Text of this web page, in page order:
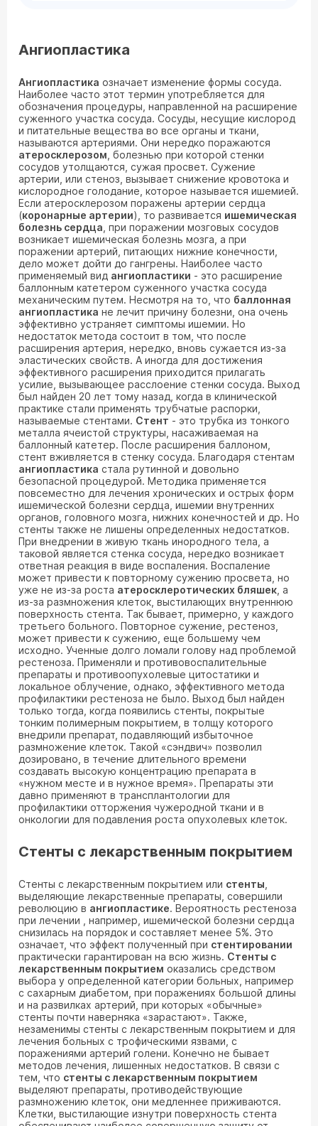
Ангиопластика
Ангиопластика означает изменение формы сосуда.
Наиболее часто этот термин употребляется для
обозначения процедуры, направленной на расширение
суженного участка сосуда. Сосуды, несущие кислород
и питательные вещества во все органы и ткани,
называются артериями. Они нередко поражаются
атеросклерозом , болезнью при которой стенки
сосудов утолщаются, сужая просвет. Сужение
артерии, или стеноз, вызывает снижение кровотока и
кислородное голодание, которое называется ишемией.
Если атеросклерозом поражены артерии сердца
(коронарные артерии), то развивается ишемическая
болезнь сердца , при поражении мозговых сосудов
возникает ишемическая болезнь мозга, а при
поражении артерий, питающих нижние конечности,
дело может дойти до гангрены. Наиболее часто
применяемый вид ангиопластики - это расширение
баллонным катетером суженного участка сосуда
механическим путем. Несмотря на то, что баллонная
ангиопластика не лечит причину болезни, она очень
эффективно устраняет симптомы ишемии. Но
недостаток метода состоит в том, что после
расширения артерия, нередко, вновь сужается из-за
эластических свойств. А иногда для достижения
эффективного расширения приходится прилагать
усилие, вызывающее расслоение стенки сосуда. Выход
был найден 20 лет тому назад, когда в клинической
практике стали применять трубчатые распорки,
называемые стентами. Стент - это трубка из тонкого
металла ячеистой структуры, насаживаемая на
баллонный катетер. После расширения баллоном,
стент вживляется в стенку сосуда. Благодаря стентам
ангиопластика стала рутинной и довольно
безопасной процедурой. Методика применяется
повсеместно для лечения хронических и острых форм
ишемической болезни сердца, ишемии внутренних
органов, головного мозга, нижних конечностей и др. Но
стенты также не лишены определенных недостатков.
При внедрении в живую ткань инородного тела, а
таковой является стенка сосуда, нередко возникает
ответная реакция в виде воспаления. Воспаление
может привести к повторному сужению просвета, но
уже не из-за роста атеросклеротических бляшек , а
из-за размножения клеток, выстилающих внутреннюю
поверхность стента. Так бывает, примерно, у каждого
третьего больного. Повторное сужение, рестеноз,
может привести к сужению, еще большему чем
исходно. Ученные долго ломали голову над проблемой
рестеноза. Применяли и противовоспалительные
препараты и противоопухолевые цитостатики и
локальное облучение, однако, эффективного метода
профилактики рестеноза не было. Выход был найден
только тогда, когда появились стенты, покрытые
тонким полимерным покрытием, в толщу которого
внедрили препарат, подавляющий избыточное
размножение клеток. Такой «сэндвич» позволил
дозировано, в течение длительного времени
создавать высокую концентрацию препарата в
«нужном месте и в нужное время». Препараты эти
давно применяют в трансплантологии для
профилактики отторжения чужеродной ткани и в
онкологии для подавления роста опухолевых клеток.
Стенты с лекарственным покрытием
Стенты с лекарственным покрытием или стенты
выделяющие лекарственные препараты, совершили
революцию в ангиопластике. Вероятность рестеноза
при лечении , например, ишемической болезни сердца
снизилась на порядок и составляет менее 5%. Это
означает, что эффект полученный при стентировании
практически гарантирован на всю жизнь. Стенты с
лекарственным покрытием оказались средством
выбора у определенной категории больных, например
с сахарным диабетом, при поражениях большой длины
и на развилках артерий, при которых «обычные»
стенты почти наверняка «зарастают». Также,
незаменимы стенты с лекарственным покрытием и для
лечения больных с трофическими язвами, с
поражениями артерий голени. Конечно не бывает
методов лечения, лишенных недостатков. В связи с
тем, что стенты с лекарственным покрытием
выделяют препараты, противодействующие
размножению клеток, они медленнее приживаются.
Клетки, выстилающие изнутри поверхность стента